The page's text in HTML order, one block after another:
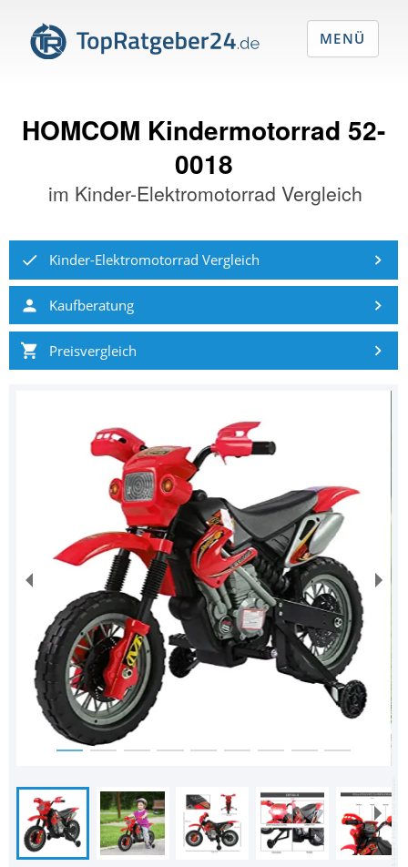
HOMCOM Kindermotorrad 52-
0018
im Kinder-Elektromotorrad Vergleich
Kinder-Elektromotorrad Vergleich
Kaufberatung
Preisvergleich
MENÜ